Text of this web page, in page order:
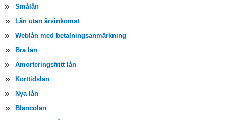
Smålån
Lån utan årsinkomst
Weblån med betalningsanmärkning
Bra lån
Amorteringsfritt lån
Korttidslån
Nya lån
Blancolån